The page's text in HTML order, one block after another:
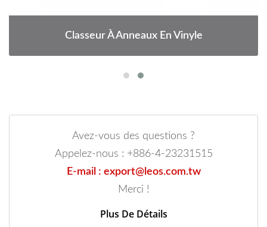
Classeur À Anneaux En Vinyle
Avez-vous des questions ?
Appelez-nous : +886-4-23231515
E-mail : export@leos.com.tw
Merci !
Plus De Détails